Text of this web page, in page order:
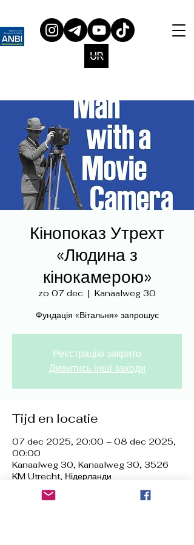
Кінопоказ Утрехт
«Людина з
кінокамерою»
zo 07 dec
  |
Kanaalweg 30
Фундація «Вітальня» запрошує
Реєстрацію закрито
Дивитись інші заходи
Tijd en locatie
07 dec 2025, 20:00 – 08 dec 2025,
00:00
Kanaalweg 30, Kanaalweg 30, 3526
KM Utrecht, Нідерланди